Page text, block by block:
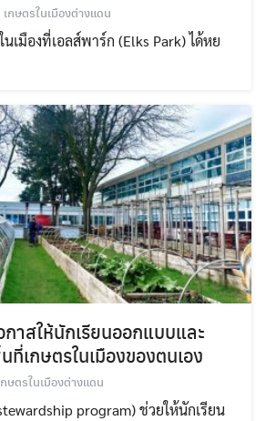
เกษตรในเมืองต่างแดน
เมืองที่เอลส์พาร์ก (Elks Park) ได้หย
กาสให้นักเรียนออกแบบและ
เกษตรในเมืองของตนเอง
กษตรในเมืองต่างแดน
program) ช่วยให้นักเรียน